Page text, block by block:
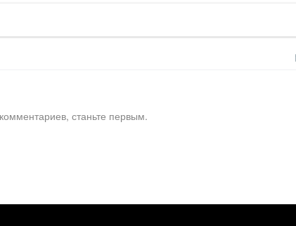
станьте первым.